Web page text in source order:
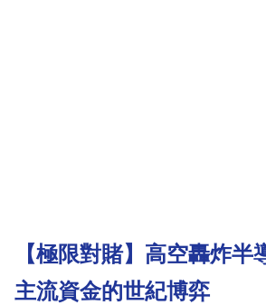
【極限對賭】高空轟炸半
主流資金的世紀博弈